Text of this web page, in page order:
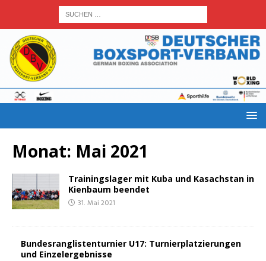
Monat: Mai 2021
Trai­nings­la­ger mit Kuba und Kasach­stan in
Kien­baum beendet
31. Mai 2021
Bun­des­rang­lis­ten­tur­nier U17: Tur­nier­plat­zie­run­gen
und Einzelergebnisse